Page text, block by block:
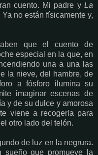
cuento. Mi padre y La
Ya no están físicamente y,
que el cuento de
especial en la que, en
una a una las
la nieve, del hambre, de
a fósforo ilumina su
imaginar escenas de
y de su dulce y amorosa
viene a recogerla para
otro lado del telón.
de luz en la negrura.
que promueve la